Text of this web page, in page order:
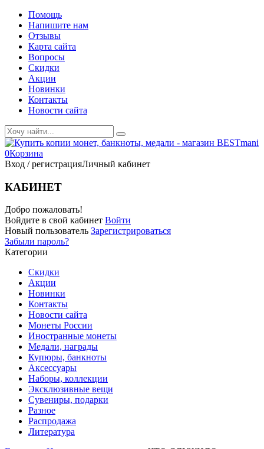
Помощь
Напишите нам
Отзывы
Карта сайта
Вопросы
Скидки
Акции
Новинки
Контакты
Новости сайта
0Корзина
Вход / регистрацияЛичный кабинет
КАБИНЕТ
Добро пожаловать!
Войдите в свой кабинет Войти
Новый пользователь Зарегистрироваться
Забыли пароль?
Категории
Скидки
Акции
Новинки
Контакты
Новости сайта
Монеты России
Иностранные монеты
Медали, награды
Купюры, банкноты
Аксессуары
Наборы, коллекции
Эксклюзивные вещи
Сувениры, подарки
Разное
Распродажа
Литература